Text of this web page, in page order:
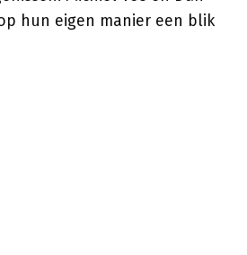
hun eigen manier een blik